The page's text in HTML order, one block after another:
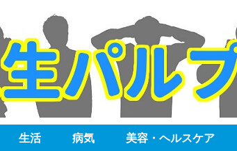
生活 病気 美容・ヘルスケア